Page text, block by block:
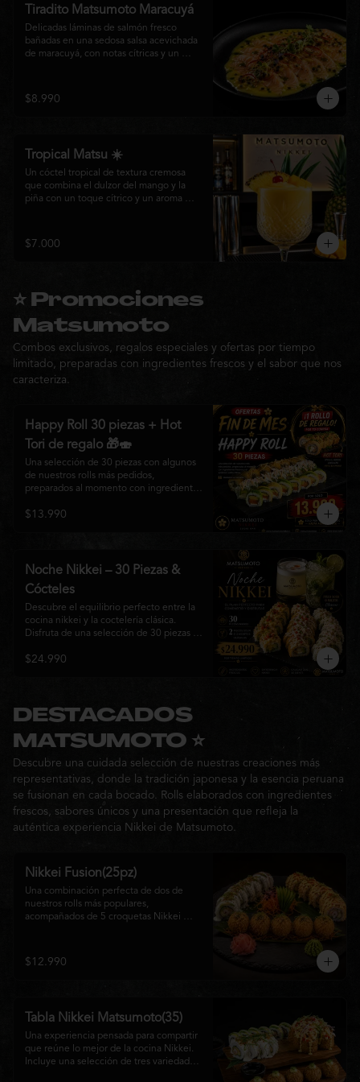
Tiradito Matsumoto Maracuyá
Delicadas láminas de salmón fresco
bañadas en una sedosa salsa acevichada
de maracuyá, con notas cítricas y un
de ají rojo, aceite de cilantro, brotes
frescos y pimienta recién molida. Un
$8.990
Tropical Matsu ☀️
Un cóctel tropical de textura cremosa
que combina el dulzor del mango y la
piña con un toque cítrico y un aroma
nikkei de Matsumoto.
$7.000
⭐ Promociones
Matsumoto
Combos exclusivos, regalos especiales y ofertas por tiempo
limitado, preparadas con ingredientes frescos y el sabor que nos
caracteriza.
Happy Roll 30 piezas + Hot
Tori de regalo 🎁🍣
Una selección de 30 piezas con algunos
de nuestros rolls más pedidos,
preparados al momento con ingredientes
Matsumoto Nikkei. Una promoción
Incluye un Hot Tori de regalo (10 piezas):
crema y cebollín, frito en panko hasta
obtener un dorado perfecto y una
textura irresistible.
$13.990
Noche Nikkei – 30 Piezas &
Cócteles
Descubre el equilibrio perfecto entre la
cocina nikkei y la coctelería clásica.
Disfruta de una selección de 30 piezas
frescos, acompañadas de 2 Pisco Sour o
a Matsumoto Nikkei.
Ideal para: una cita, una salida con
amigos o una noche especial llena de
sabor y buena compañía.
$24.990
DESTACADOS
MATSUMOTO ⭐
Descubre una cuidada selección de nuestras creaciones más
representativas, donde la tradición japonesa y la esencia peruana
se fusionan en cada bocado. Rolls elaborados con ingredientes
frescos, sabores únicos y una presentación que refleja la
auténtica experiencia Nikkei de Matsumoto.
Nikkei Fusion(25pz)
Una combinación perfecta de dos de
nuestros rolls más populares,
acompañados de 5 croquetas Nikkei
cremosa salsa de la casa. Una tabla que
reúne diferentes texturas y sabores, ideal
$12.990
Tabla Nikkei Matsumoto(35)
Una experiencia pensada para compartir
que reúne lo mejor de la cocina Nikkei.
Incluye una selección de tres variedades